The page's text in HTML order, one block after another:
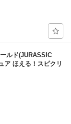
ルド(JURASSIC
ほえる！スピクリ